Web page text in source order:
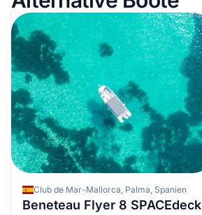
Club de Mar-Mallorca, Palma, Spanien
Beneteau Flyer 8 SPACEdeck